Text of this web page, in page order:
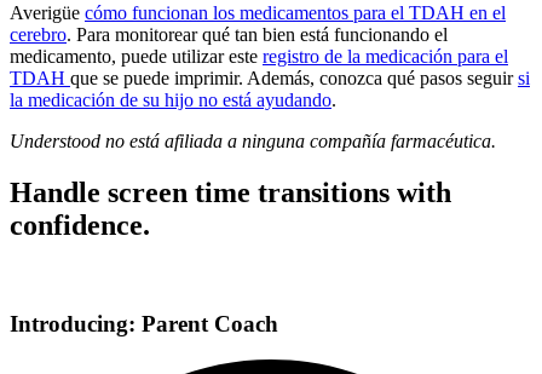
Averigüe cómo funcionan los medicamentos para el TDAH en el
cerebro. Para monitorear qué tan bien está funcionando el
medicamento, puede utilizar este registro de la medicación para el
TDAH que se puede imprimir. Además, conozca qué pasos seguirsi
la medicación de su hijo no está ayudando.
Understood no está afiliada a ninguna compañía farmacéutica.
Handle screen time transitions with
confidence.
Introducing: Parent Coach